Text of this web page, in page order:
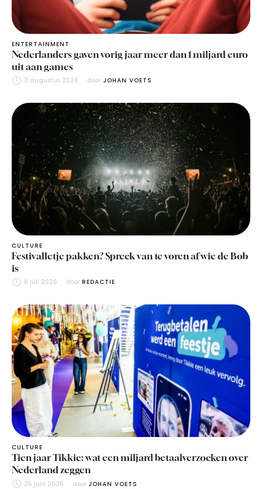
ENTERTAINMENT
Nederlanders gaven vorig jaar meer dan 1 miljard euro
uit aan games
3 augustus 2026 door JOHAN VOETS
CULTURE
Festivalletje pakken? Spreek van te voren af wie de Bob
is
8 juli 2026 door REDACTIE
CULTURE
Tien jaar Tikkie: wat een miljard betaalverzoeken over
Nederland zeggen
25 juni 2026 door JOHAN VOETS